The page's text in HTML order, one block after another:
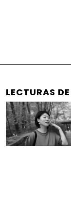
LECTURAS